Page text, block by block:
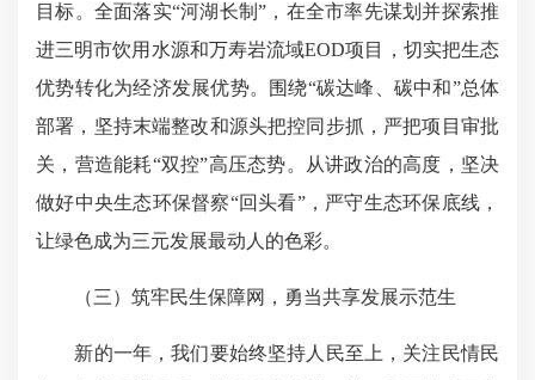
目标。全面落实“河湖长制”，在全市率先谋划并探索推
进三明市饮用水源和万寿岩流域EOD项目，切实把生态
优势转化为经济发展优势。围绕“碳达峰、碳中和”总体
部署，坚持末端整改和源头把控同步抓，严把项目审批
关，营造能耗“双控”高压态势。从讲政治的高度，坚决
做好中央生态环保督察“回头看”，严守生态环保底线，
让绿色成为三元发展最动人的色彩。
（三）筑牢民生保障网，勇当共享发展示范生
新的一年，我们要始终坚持人民至上，关注民情民